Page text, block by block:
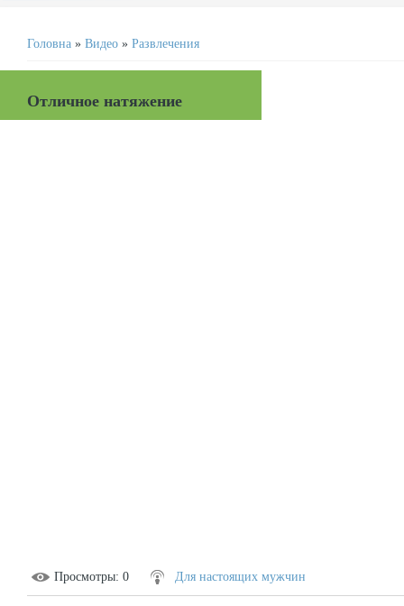
Головна » Видео » Развлечения
Отличное натяжение
Просмотры: 0 Для настоящих мужчин